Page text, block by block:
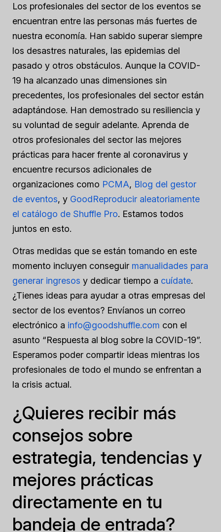
Los profesionales del sector de los eventos se
encuentran entre las personas más fuertes de
nuestra economía. Han sabido superar siempre
los desastres naturales, las epidemias del
pasado y otros obstáculos. Aunque la COVID-
19 ha alcanzado unas dimensiones sin
precedentes, los profesionales del sector están
adaptándose. Han demostrado su resiliencia y
su voluntad de seguir adelante. Aprenda de
otros profesionales del sector las mejores
prácticas para hacer frente al coronavirus y
encuentre recursos adicionales de
organizaciones como PCMA, Blog del gestor
de eventos, y GoodReproducir aleatoriamente
el catálogo de Shuffle Pro. Estamos todos
juntos en esto.
Otras medidas que se están tomando en este
momento incluyen conseguir manualidades para
generar ingresos y dedicar tiempo a cuídate.
¿Tienes ideas para ayudar a otras empresas del
sector de los eventos? Envíanos un correo
electrónico a info@goodshuffle.com con el
asunto “Respuesta al blog sobre la COVID-19”.
Esperamos poder compartir ideas mientras los
profesionales de todo el mundo se enfrentan a
la crisis actual.
¿Quieres recibir más
consejos sobre
estrategia, tendencias y
mejores prácticas
directamente en tu
bandeja de entrada?